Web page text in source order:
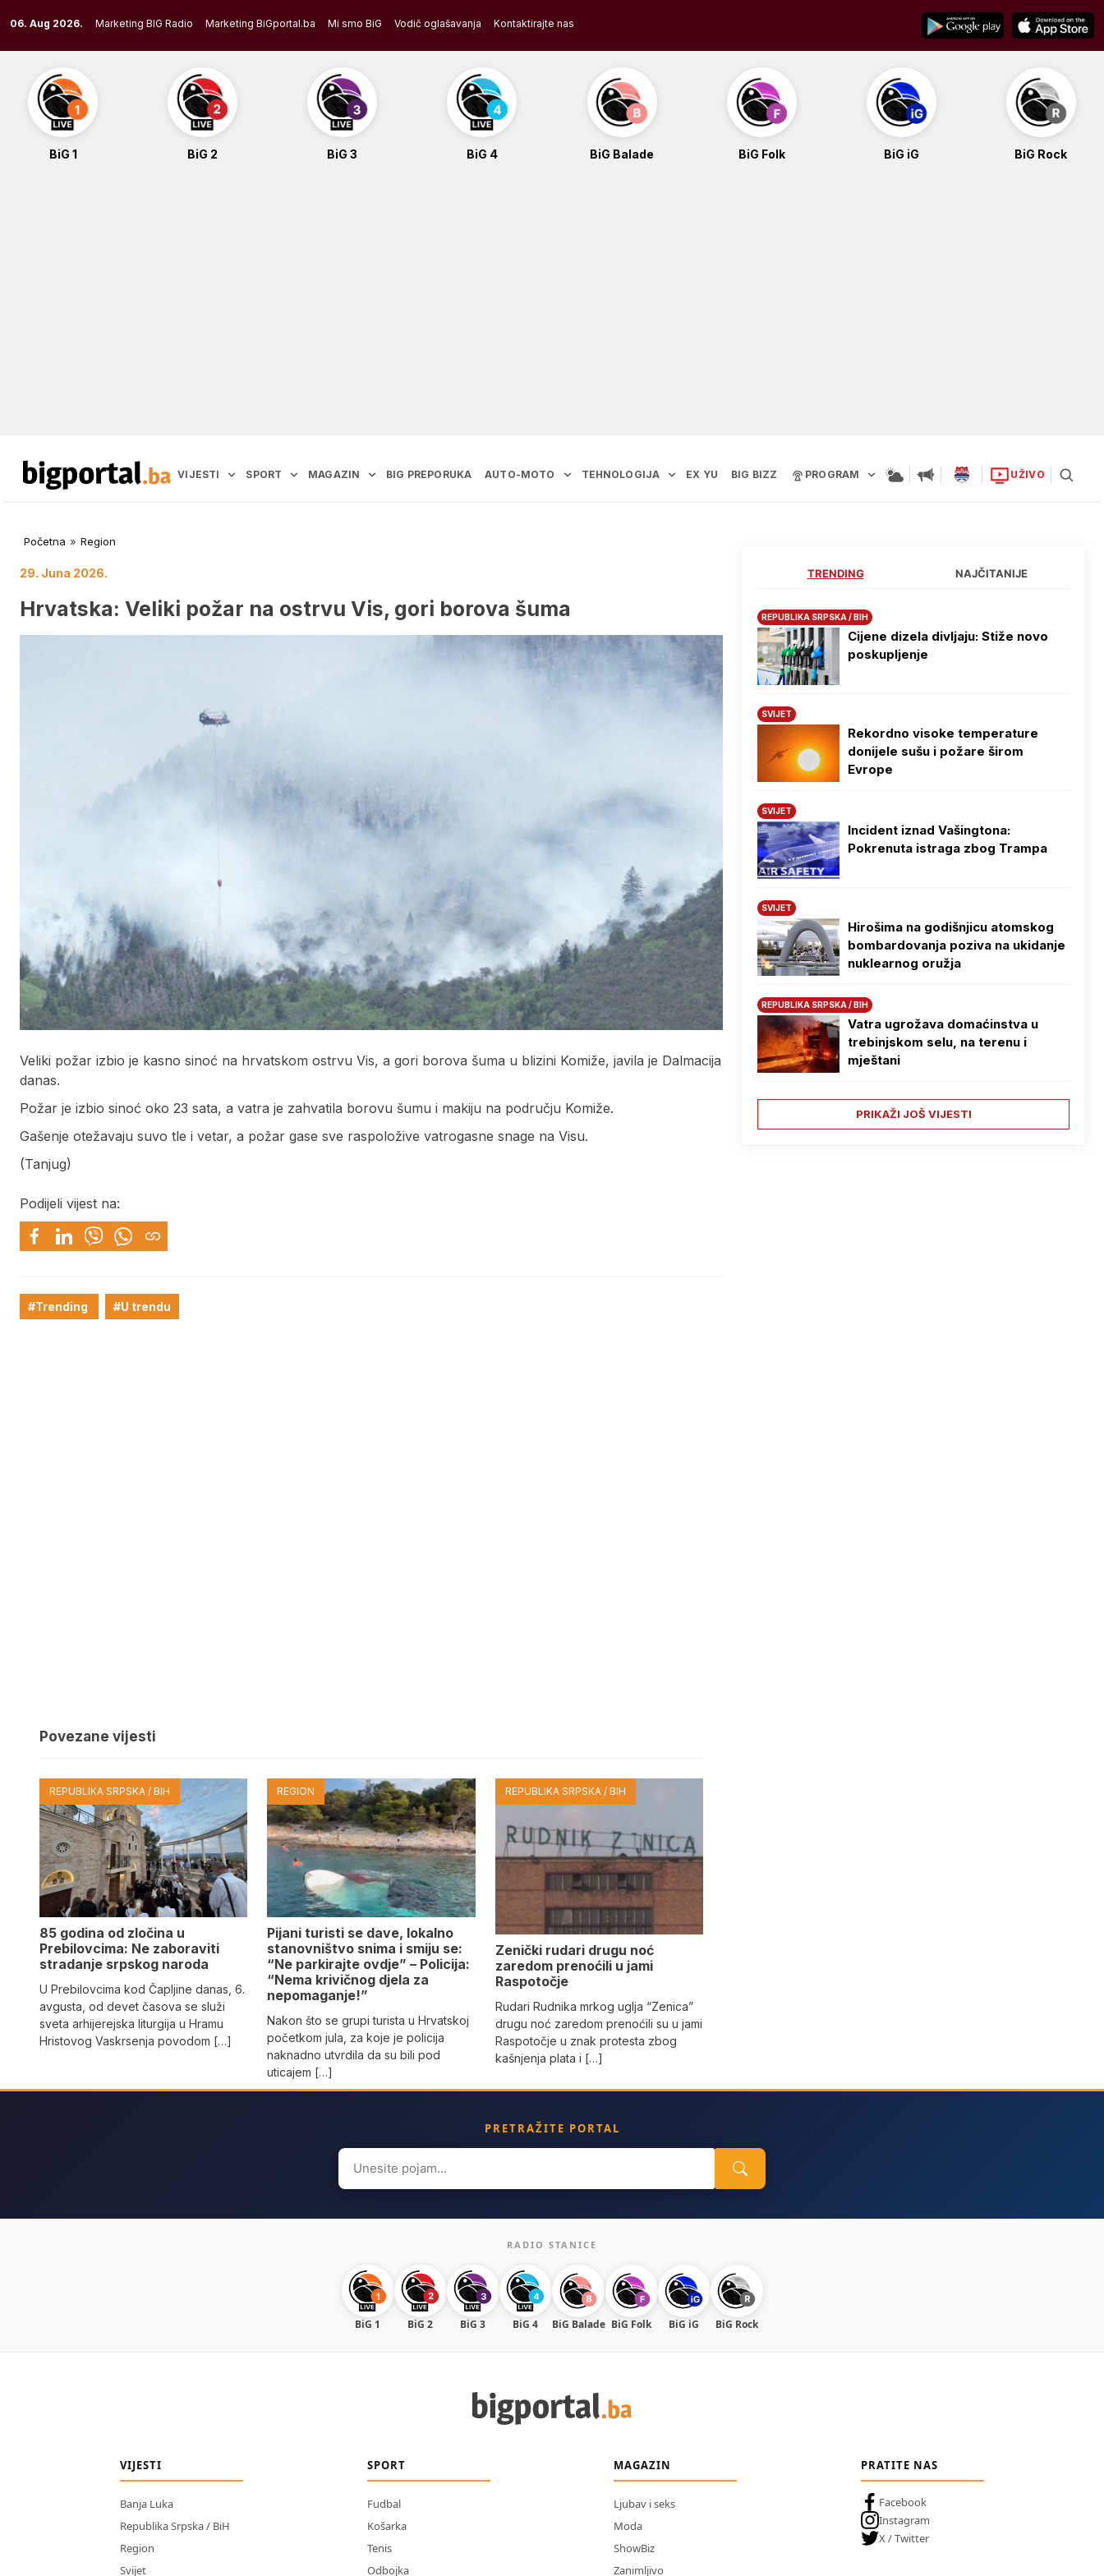
to
content
06. Aug 2026. Marketing BIG Radio Marketing BiGportal.ba Mi smo BiG Vodič oglašavanja Kontaktirajte nas
BiG 1 BiG 2 BiG 3 BiG 4 BiG Balade BiG Folk BiG iG BiG Rock
VIJESTI SPORT MAGAZIN BIG PREPORUKA AUTO-MOTO TEHNOLOGIJA EX YU BIG BIZZ PROGRAM UŽIVO
Početna » Region
29. Juna 2026.
Hrvatska: Veliki požar na ostrvu Vis, gori borova šuma
Veliki požar izbio je kasno sinoć na hrvatskom ostrvu Vis, a gori borova šuma u blizini Komiže, javila je Dalmacija
danas.
Požar je izbio sinoć oko 23 sata, a vatra je zahvatila borovu šumu i makiju na području Komiže.
Gašenje otežavaju suvo tle i vetar, a požar gase sve raspoložive vatrogasne snage na Visu.
(Tanjug)
Podijeli vijest na:
#Trending #U trendu
Povezane vijesti
REPUBLIKA SRPSKA / BIH
85 godina od zločina u
Prebilovcima: Ne zaboraviti
stradanje srpskog naroda
U Prebilovcima kod Čapljine danas, 6.
avgusta, od devet časova se služi
sveta arhijerejska liturgija u Hramu
Hristovog Vaskrsenja povodom […]
REGION
Pijani turisti se dave, lokalno
stanovništvo snima i smiju se:
“Ne parkirajte ovdje” – Policija:
“Nema krivičnog djela za
nepomaganje!”
Nakon što se grupi turista u Hrvatskoj
početkom jula, za koje je policija
naknadno utvrdila da su bili pod
uticajem […]
REPUBLIKA SRPSKA / BIH
Zenički rudari drugu noć
zaredom prenoćili u jami
Raspotočje
Rudari Rudnika mrkog uglja “Zenica”
drugu noć zaredom prenoćili su u jami
Raspotočje u znak protesta zbog
kašnjenja plata i […]
TRENDING NAJČITANIJE
REPUBLIKA SRPSKA / BIH
Cijene dizela divljaju: Stiže novo
poskupljenje
SVIJET
Rekordno visoke temperature
donijele sušu i požare širom
Evrope
SVIJET
Incident iznad Vašingtona:
Pokrenuta istraga zbog Trampa
SVIJET
Hirošima na godišnjicu atomskog
bombardovanja poziva na ukidanje
nuklearnog oružja
REPUBLIKA SRPSKA / BIH
Vatra ugrožava domaćinstva u
trebinjskom selu, na terenu i
mještani
PRIKAŽI JOŠ VIJESTI
PRETRAŽITE PORTAL
Search
for:
RADIO STANICE
BiG 1 BiG 2 BiG 3 BiG 4 BiG Balade BiG Folk BiG iG BiG Rock
VIJESTI
Banja Luka
Republika Srpska / BiH
Region
Svijet
SPORT
Fudbal
Košarka
Tenis
Odbojka
MAGAZIN
Ljubav i seks
Moda
ShowBiz
Zanimljivo
PRATITE NAS
Facebook
Instagram
X / Twitter